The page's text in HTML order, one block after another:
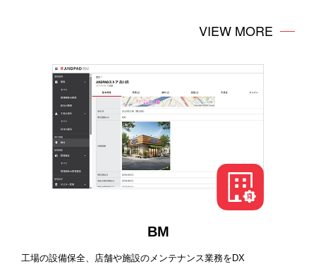
VIEW MORE
BM
工場の設備保全、店舗や施設のメンテナンス業務をDX